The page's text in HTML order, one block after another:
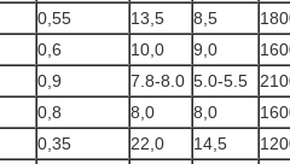
0,55 13,5 8,5
0,6 10,0 9,0
0,9 7.8-8.0 5.0-5.5
0,8 8,0 8,0
0,35 22,0 14,5